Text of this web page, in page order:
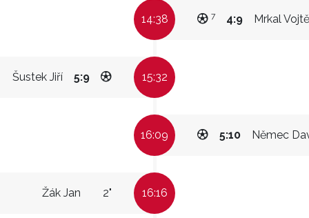
14:38 Mrkal
4:9
7
Šustek Jiří 5:9 15:32
16:09 Němec
5:10
Žák Jan 2" 16:16